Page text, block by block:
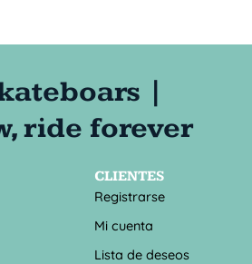
CLIENTES
Registrarse
Mi cuenta
Lista de deseos